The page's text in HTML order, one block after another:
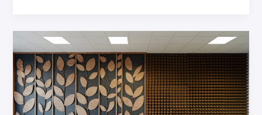
3D
panelů
do
malého
pokoje:
Rady
pro